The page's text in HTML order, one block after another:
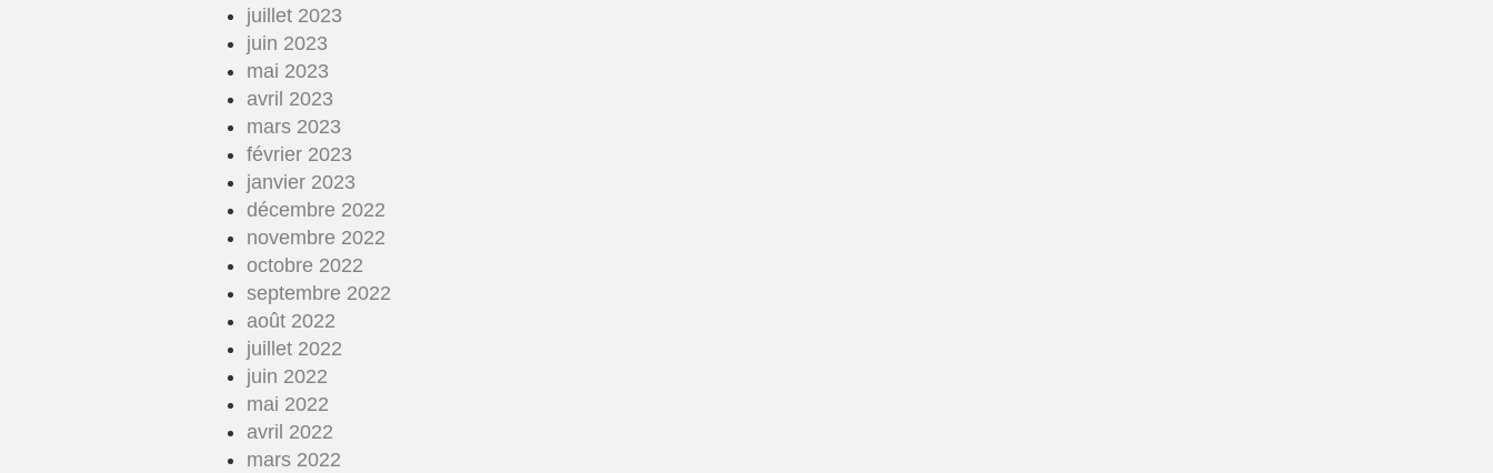
juillet 2023
juin 2023
mai 2023
avril 2023
mars 2023
février 2023
janvier 2023
décembre 2022
novembre 2022
octobre 2022
septembre 2022
août 2022
juillet 2022
juin 2022
mai 2022
avril 2022
mars 2022